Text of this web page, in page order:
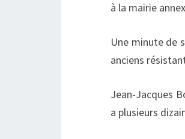
à la mairie
Une minute de
anciens
Jean-Jacques
a plusieurs